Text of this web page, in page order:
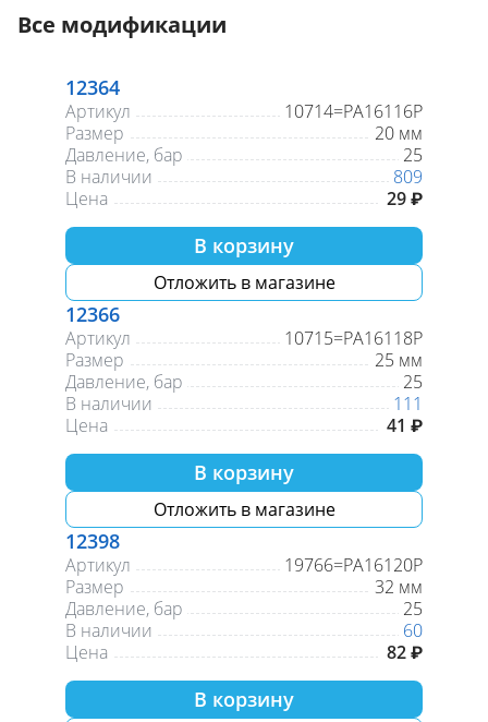
Все модификации
12364
Артикул
10714=PA16116P
Размер
20 мм
Давление, бар
25
В наличии
809
Цена
29 ₽
В корзину
Отложить в магазине
12366
Артикул
10715=PA16118P
Размер
25 мм
Давление, бар
25
В наличии
111
Цена
41 ₽
В корзину
Отложить в магазине
12398
Артикул
19766=PA16120P
Размер
32 мм
Давление, бар
25
В наличии
60
Цена
82 ₽
В корзину